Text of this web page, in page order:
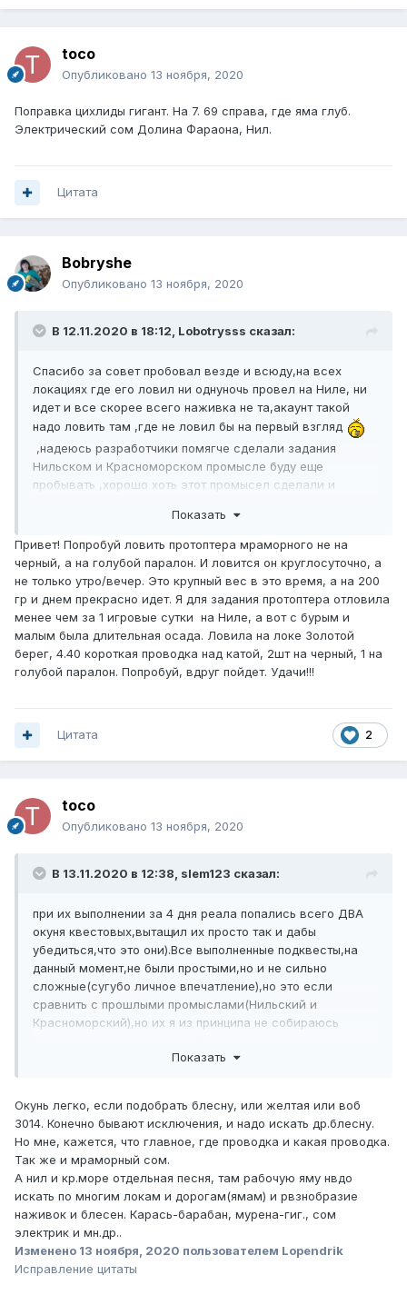
toco
Опубликовано 13 ноября, 2020
Поправка цихлиды гигант. На 7. 69 справа, где яма глуб.
Электрический сом Долина Фараона, Нил.
Цитата
Bobryshe
Опубликовано 13 ноября, 2020
В 12.11.2020 в 18:12, Lobotrysss сказал:
Спасибо за совет пробовал везде и всюду,на всех
локациях где его ловил ни однуночь провел на Ниле, ни
идет и все скорее всего наживка не та,акаунт такой
надо ловить там ,где не ловил бы на первый взгляд
,надеюсь разработчики помягче сделали задания
Нильском и Красноморском промысле буду еще
пробывать ,хорошо хоть этот промысел сделали и
и сжалелись над нами)Показать
Привет! Попробуй ловить протоптера мраморного не на
черный, а на голубой паралон. И ловится он круглосуточно, а
не только утро/вечер. Это крупный вес в это время, а на 200
гр и днем прекрасно идет. Я для задания протоптера отловила
менее чем за 1 игровые сутки на Ниле, а вот с бурым и
малым была длительная осада. Ловила на локе Золотой
берег, 4.40 короткая проводка над катой, 2шт на черный, 1 на
голубой паралон. Попробуй, вдруг пойдет. Удачи!!!
2
Цитата
toco
Опубликовано 13 ноября, 2020
В 13.11.2020 в 12:38, slem123 сказал:
при их выполнении за 4 дня реала попались всего ДВА
окуня квестовых,вытащил их просто так и дабы
убедиться,что это они).Все выполненные подквесты,на
данный момент,не были простыми,но и не сильно
сложные(сугубо личное впечатление),но это если
сравнить с прошлыми промыслами(Нильский и
Красноморский),но их я из принципа не собираюсь
Показать
Окунь легко, если подобрать блесну, или желтая или воб
3014. Конечно бывают исключения, и надо искать др.блесну.
Но мне, кажется, что главное, где проводка и какая проводка.
Так же и мраморный сом.
А нил и кр.море отдельная песня, там рабочую яму нвдо
искать по многим локам и дорогам(ямам) и рвзнобразие
наживок и блесен. Карась-барабан, мурена-гиг., сом
электрик и мн.др..
Изменено 13 ноября, 2020 пользователем Lopendrik
Исправление цитаты